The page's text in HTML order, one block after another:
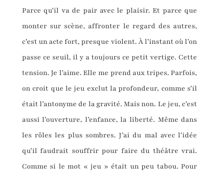
Parce qu’il va de pair avec le plaisir. Et parce que
monter sur scène, affronter le regard des autres,
c’est un acte fort, presque violent. À l’instant où l’on
passe ce seuil, il y a toujours ce petit vertige. Cette
tension. Je l’aime. Elle me prend aux tripes. Parfois,
on croit que le jeu exclut la profondeur, comme s’il
était l’antonyme de la gravité. Mais non. Le jeu, c’est
aussi l’ouverture, l’enfance, la liberté. Même dans
les rôles les plus sombres. J’ai du mal avec l’idée
qu’il faudrait souffrir pour faire du théâtre vrai.
Comme si le mot « jeu » était un peu tabou. Pour